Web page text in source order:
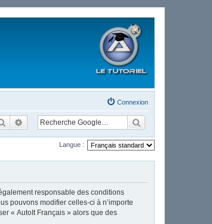
Connexion
RechercherRecherche avancée
Langue :
responsable des conditions
pouvons modifier celles-ci à n’importe
« AutoIt Français » alors que des